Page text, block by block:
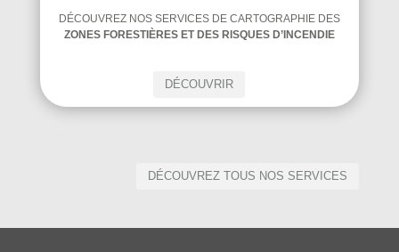
DÉCOUVREZ NOS SERVICES DE CARTOGRAPHIE DES
ZONES FORESTIÈRES ET DES RISQUES D’INCENDIE
DÉCOUVRIR
DÉCOUVREZ TOUS NOS SERVICES